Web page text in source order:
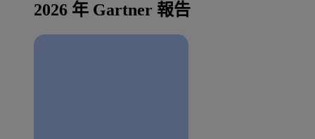
2026 年 Gartner 報告